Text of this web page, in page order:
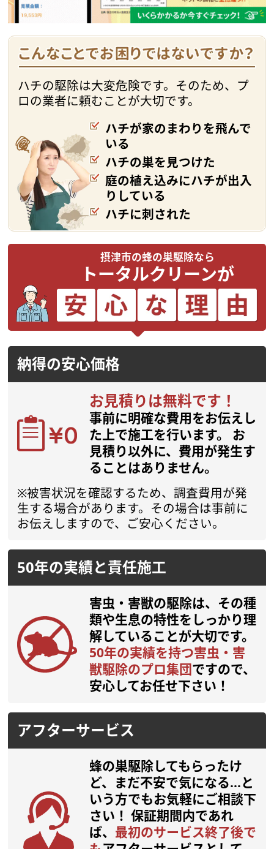
ハチの駆除は大変危険です。そのため、プ
ロの業者に頼むことが大切です。
ハチが家のまわりを飛んで
いる
ハチの巣を見つけた
庭の植え込みにハチが出入
りしている
ハチに刺された
摂津市の蜂の巣駆除なら
トータルクリーンが
納得の安心価格
お見積りは無料です！
事前に明確な費用をお伝えし
た上で施工を行います。
お
見積り以外に、費用が発生す
ることはありません。
※被害状況を確認するため、調査費用が発
生する場合があります。その場合は事前に
お伝えしますので、ご安心ください。
50年の実績と責任施工
害虫・害獣の駆除は、その種
類や生息の特性をしっかり理
解していることが大切です。
50年の実績を持つ害虫・害
獣駆除のプロ集団ですので、
安心してお任せ下さい！
アフターサービス
蜂の巣駆除してもらったけ
ど、まだ不安で気になる…と
いう方でもお気軽にご相談下
さい！ 保証期間内であれ
ば、 最初のサービス終了後で